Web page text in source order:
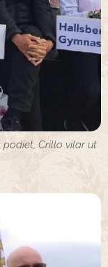
Crillo vilar ut